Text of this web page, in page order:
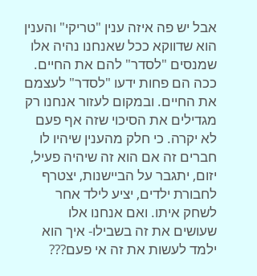
אבל יש פה איזה ענין "טריקי" והענין
הוא שדווקא ככל שאנחנו נהיה אלו
שמנסים "לסדר" להם את החיים.
ככה הם פחות ידעו "לסדר" לעצמם
את החיים. ובמקום לעזור אנחנו רק
מגדילים את הסיכוי שזה אף פעם
לא יקרה. כי חלק מהענין שיהיו לו
חברים זה אם הוא זה שיהיה פעיל,
יזום, יתגבר על הביישנות, יצטרף
לחבורת ילדים, יציע לילד אחר
לשחק איתו. ואם אנחנו אלו
שעושים את זה בשבילו- איך הוא
ילמד לעשות את זה אי פעם???